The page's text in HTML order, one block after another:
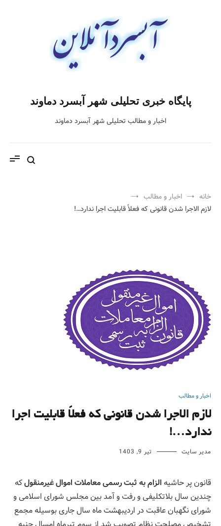
پایگاه خبری تحلیلی شهر آبسرد دماوند
اخبار و مطالب تحلیلی شهر آبسرد دماوند
خانه
اخبار و مطالب
لازم الاجرا شدن قانونی که فعلاً قابلیت اجرا ندارد…!
اخبار و مطالب
لازم الاجرا شدن قانونی که فعلاً قابلیت اجرا
ندارد…!
مدیر سایت تیر 9, 1403
قانون پر حاشیه الزام به ثبت رسمی معاملات اموال غیرمنقولکه
چندین سال بلاتکلیفی و رفت و آمد بین مجلس شورای اسلامی و
شورای نگهبان عاقبت در اردیبهشت ماه سال جاری بوسیله مجمع